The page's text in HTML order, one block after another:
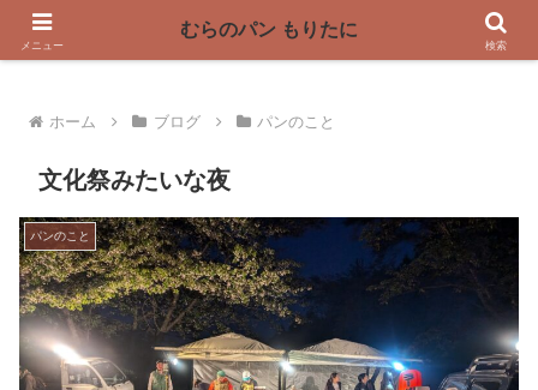
〜奈良県曽爾村の薪窯パン屋〜
ホーム ブログ パンのこと
文化祭みたいな夜
パンのこと
メニュー
むらのパン もりたに
検索